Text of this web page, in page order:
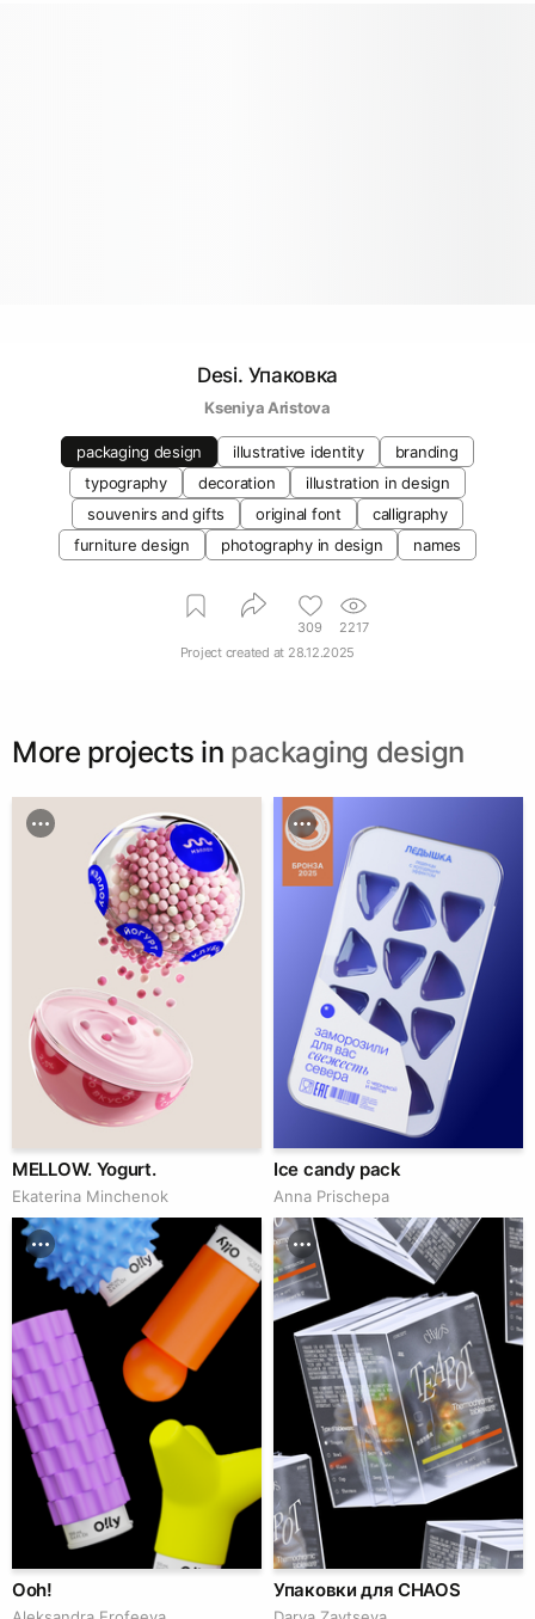
Desi. Упаковка
Kseniya Aristova
packaging design illustrative identity
branding
typography
decoration
illustration in design
souvenirs and gifts
original font
calligraphy
furniture design
photography in design names
309
2217
Project created at 28.12.2025
More projects in packaging design
MELLOW. Yogurt.
Ekaterina Minchenok
Ice candy pack
Anna Prischepa
Ooh! Упаковки для CHAOS